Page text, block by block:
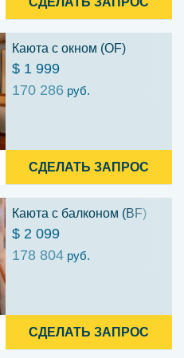
Каюта с окном (OF)
$ 1 999
170 286 руб.
СДЕЛАТЬ ЗАПРОС
Каюта с балконом (BF)
$ 2 099
178 804 руб.
СДЕЛАТЬ ЗАПРОС